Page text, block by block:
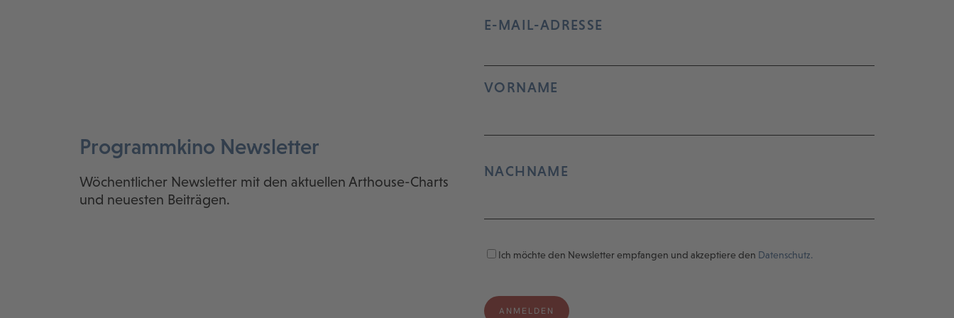
Programmkino Newsletter
Wöchentlicher Newsletter mit den aktuellen Arthouse-Charts
und neuesten Beiträgen.
E-MAIL-ADRESSE
VORNAME
NACHNAME
Ich möchte den Newsletter empfangen und akzeptiere den Datenschutz.